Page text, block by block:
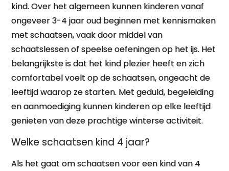
kind. Over het algemeen kunnen kinderen vanaf
ongeveer 3-4 jaar oud beginnen met kennismaken
met schaatsen, vaak door middel van
schaatslessen of speelse oefeningen op het ijs. Het
belangrijkste is dat het kind plezier heeft en zich
comfortabel voelt op de schaatsen, ongeacht de
leeftijd waarop ze starten. Met geduld, begeleiding
en aanmoediging kunnen kinderen op elke leeftijd
genieten van deze prachtige winterse activiteit.
Welke schaatsen kind 4 jaar?
Als het gaat om schaatsen voor een kind van 4